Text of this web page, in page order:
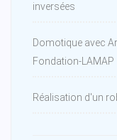
inversées
Domotique avec
Fondation-LAMAP
Réalisation d'un